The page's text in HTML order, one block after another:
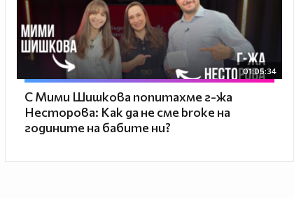
01:05:34
С Мими Шишкова попитахме г-жа
Несторова: Как да не сме broke на
годините на бабите ни?